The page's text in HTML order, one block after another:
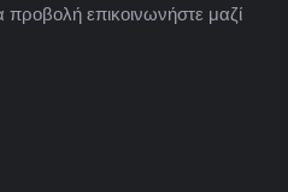
προβολή επικοινωνήστε μαζί